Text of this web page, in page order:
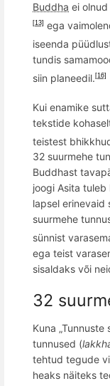
Buddha ei
[13] ega
iseenda püü
tundis
siin planeedil. [16]
Kui enamike s
tekstide
teistest
32 suurmehe
Buddhast
joogi Asita
lapsel erinevaid
suurmehe
sünnist
ega teist
sisaldaks või
32
Kuna „Tunnuste
tunnused (
tehtud tegude
heaks näiteks